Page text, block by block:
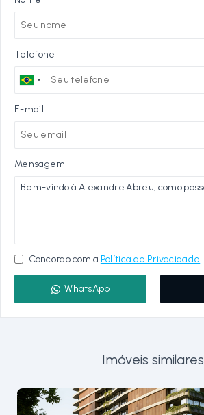
Telefone
E-mail
Mensagem
Concordo com a Política de Privacidade
WhatsApp
Imóveis similares